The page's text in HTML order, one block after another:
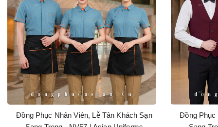
Đồng Phục Nhân Viên, Lễ Tân Khách Sạn
Đồng Phục